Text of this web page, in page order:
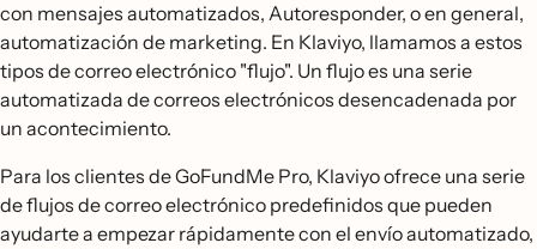
con mensajes automatizados, Autoresponder, o en general,
automatización de marketing. En Klaviyo, llamamos a estos
tipos de correo electrónico "flujo". Un flujo es una serie
automatizada de correos electrónicos desencadenada por
un acontecimiento.
Para los clientes de GoFundMe Pro, Klaviyo ofrece una serie
de flujos de correo electrónico predefinidos que pueden
ayudarte a empezar rápidamente con el envío automatizado,